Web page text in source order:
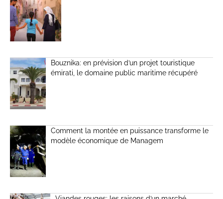
Bouznika: en prévision d’un projet touristique
émirati, le domaine public maritime récupéré
Comment la montée en puissance transforme le
modèle économique de Managem